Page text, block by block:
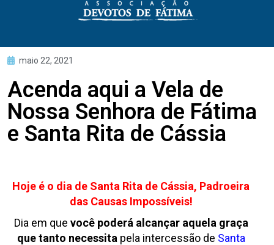
maio 22, 2021
Acenda aqui a Vela de
Nossa Senhora de Fátima
e Santa Rita de Cássia
Hoje é o dia de Santa Rita de Cássia, Padroeira
das Causas Impossíveis!
Dia em que você poderá alcançar aquela graça
que tanto necessita pela intercessão de Santa